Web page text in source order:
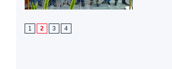
1 2 3 4